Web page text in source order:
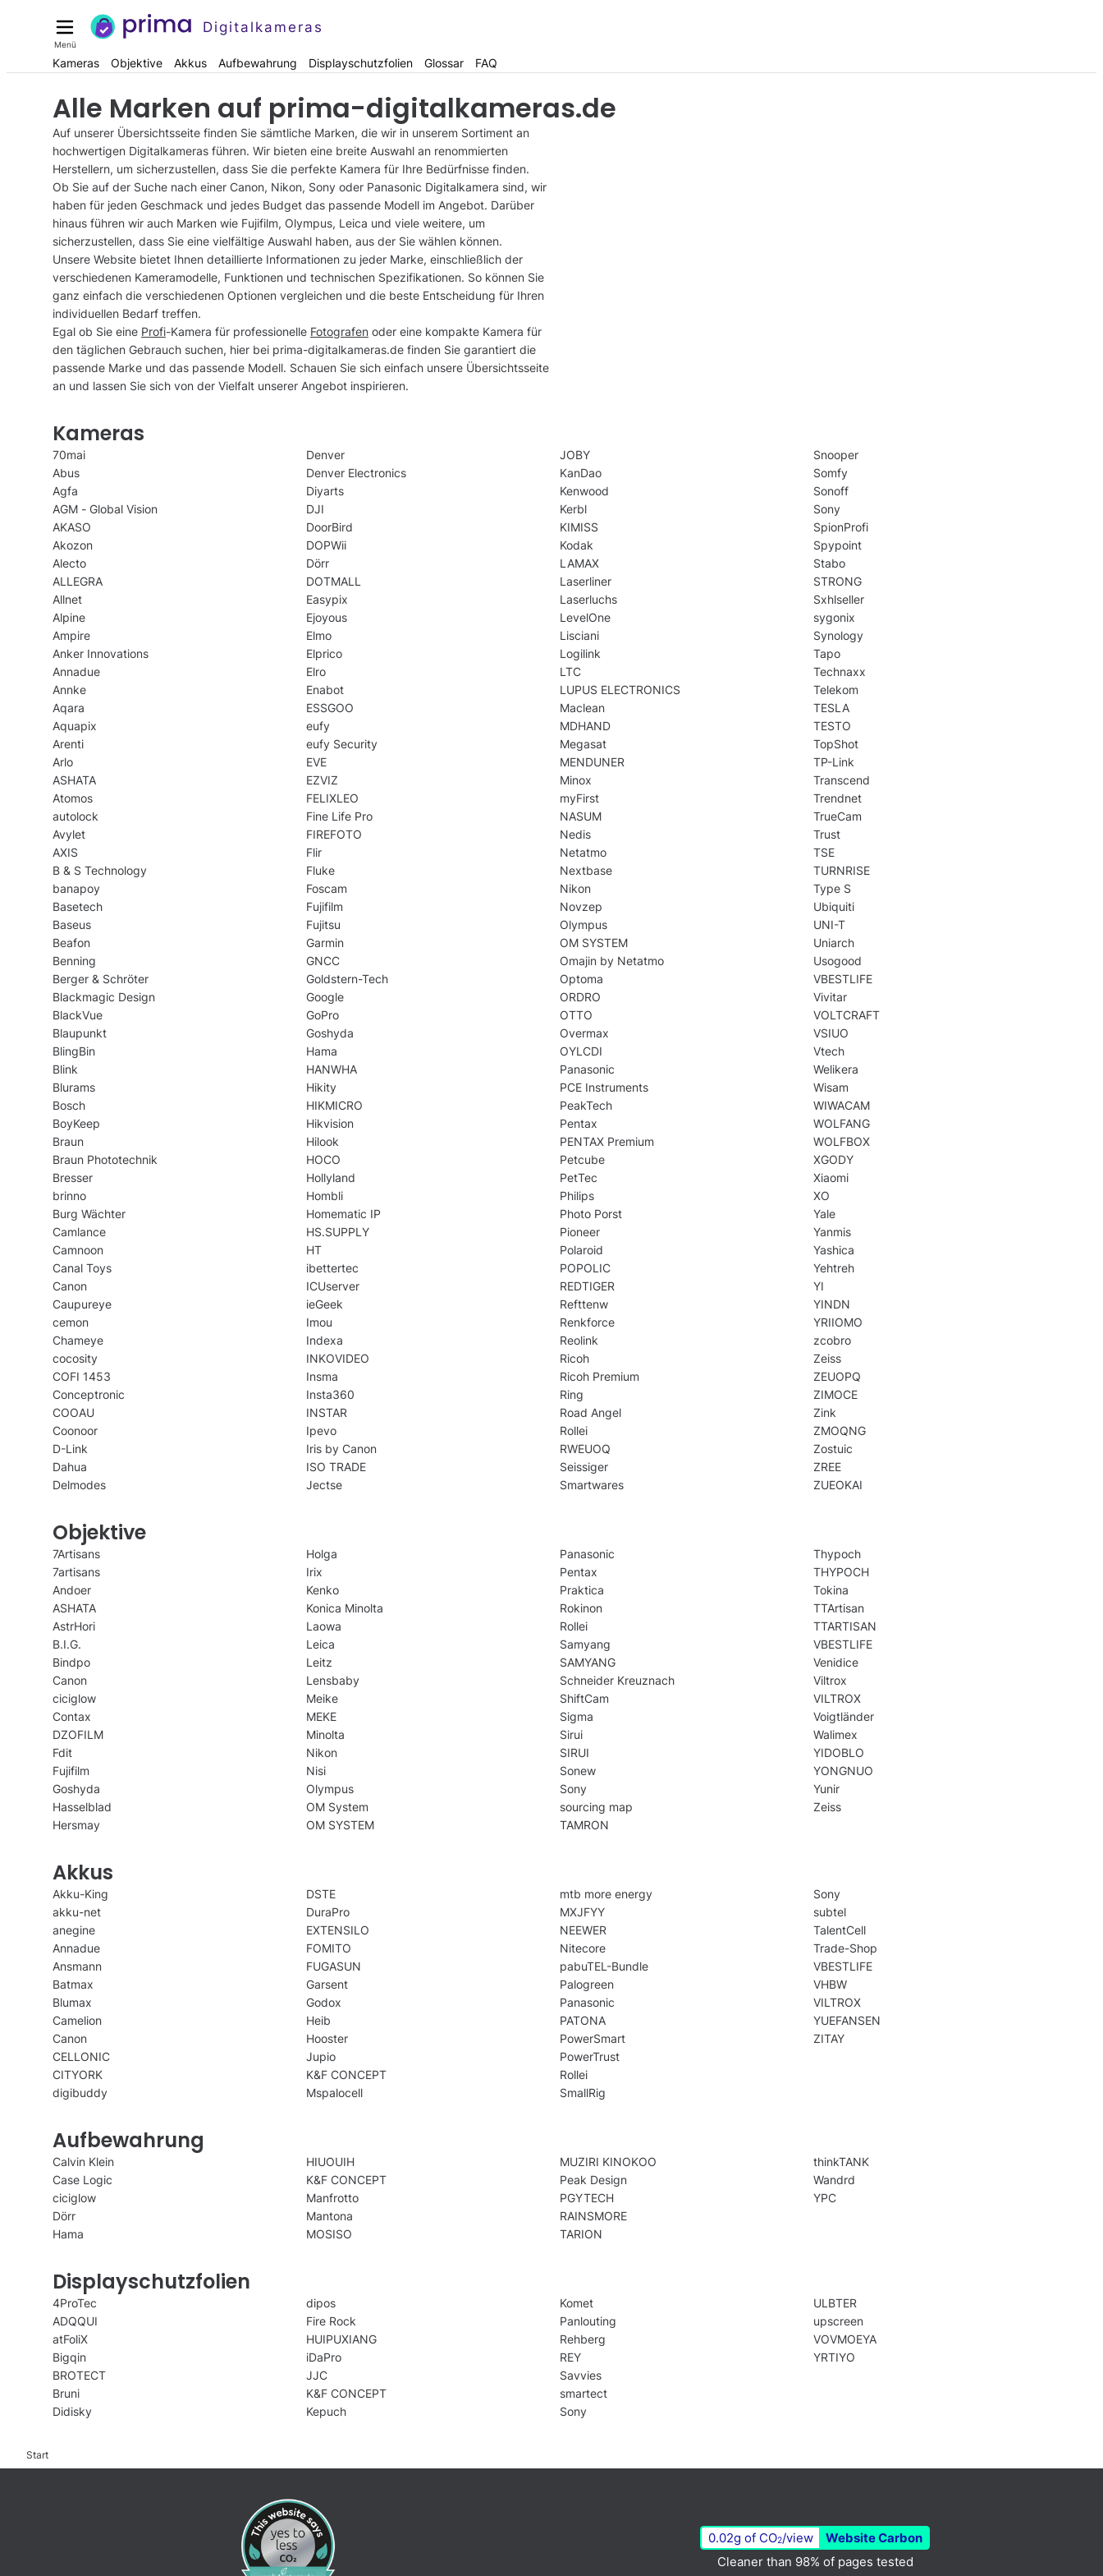
Menü
Digitalkameras
Kameras Objektive Akkus Aufbewahrung Displayschutzfolien Glossar FAQ
Alle Marken auf prima-digitalkameras.de
Auf unserer Übersichtsseite finden Sie sämtliche Marken, die wir in unserem Sortiment an
hochwertigen Digitalkameras führen. Wir bieten eine breite Auswahl an renommierten
Herstellern, um sicherzustellen, dass Sie die perfekte Kamera für Ihre Bedürfnisse finden.
Ob Sie auf der Suche nach einer Canon, Nikon, Sony oder Panasonic Digitalkamera sind, wir
haben für jeden Geschmack und jedes Budget das passende Modell im Angebot. Darüber
hinaus führen wir auch Marken wie Fujifilm, Olympus, Leica und viele weitere, um
sicherzustellen, dass Sie eine vielfältige Auswahl haben, aus der Sie wählen können.
Unsere Website bietet Ihnen detaillierte Informationen zu jeder Marke, einschließlich der
verschiedenen Kameramodelle, Funktionen und technischen Spezifikationen. So können Sie
ganz einfach die verschiedenen Optionen vergleichen und die beste Entscheidung für Ihren
individuellen Bedarf treffen.
Egal ob Sie eine Profi-Kamera für professionelle Fotografen oder eine kompakte Kamera für
den täglichen Gebrauch suchen, hier bei prima-digitalkameras.de finden Sie garantiert die
passende Marke und das passende Modell. Schauen Sie sich einfach unsere Übersichtsseite
an und lassen Sie sich von der Vielfalt unserer Angebot inspirieren.
Kameras
70mai
Abus
Agfa
AGM - Global Vision
AKASO
Akozon
Alecto
ALLEGRA
Allnet
Alpine
Ampire
Anker Innovations
Annadue
Annke
Aqara
Aquapix
Arenti
Arlo
ASHATA
Atomos
autolock
Avylet
AXIS
B & S Technology
banapoy
Basetech
Baseus
Beafon
Benning
Berger & Schröter
Blackmagic Design
BlackVue
Blaupunkt
BlingBin
Blink
Blurams
Bosch
BoyKeep
Braun
Braun Phototechnik
Bresser
brinno
Burg Wächter
Camlance
Camnoon
Canal Toys
Canon
Caupureye
cemon
Chameye
cocosity
COFI 1453
Conceptronic
COOAU
Coonoor
D-Link
Dahua
Delmodes
Denver
Denver Electronics
Diyarts
DJI
DoorBird
DOPWii
Dörr
DOTMALL
Easypix
Ejoyous
Elmo
Elprico
Elro
Enabot
ESSGOO
eufy
eufy Security
EVE
EZVIZ
FELIXLEO
Fine Life Pro
FIREFOTO
Flir
Fluke
Foscam
Fujifilm
Fujitsu
Garmin
GNCC
Goldstern-Tech
Google
GoPro
Goshyda
Hama
HANWHA
Hikity
HIKMICRO
Hikvision
Hilook
HOCO
Hollyland
Hombli
Homematic IP
HS.SUPPLY
HT
ibettertec
ICUserver
ieGeek
Imou
Indexa
INKOVIDEO
Insma
Insta360
INSTAR
Ipevo
Iris by Canon
ISO TRADE
Jectse
JOBY
KanDao
Kenwood
Kerbl
KIMISS
Kodak
LAMAX
Laserliner
Laserluchs
LevelOne
Lisciani
Logilink
LTC
LUPUS ELECTRONICS
Maclean
MDHAND
Megasat
MENDUNER
Minox
myFirst
NASUM
Nedis
Netatmo
Nextbase
Nikon
Novzep
Olympus
OM SYSTEM
Omajin by Netatmo
Optoma
ORDRO
OTTO
Overmax
OYLCDI
Panasonic
PCE Instruments
PeakTech
Pentax
PENTAX Premium
Petcube
PetTec
Philips
Photo Porst
Pioneer
Polaroid
POPOLIC
REDTIGER
Refttenw
Renkforce
Reolink
Ricoh
Ricoh Premium
Ring
Road Angel
Rollei
RWEUOQ
Seissiger
Smartwares
Snooper
Somfy
Sonoff
Sony
SpionProfi
Spypoint
Stabo
STRONG
Sxhlseller
sygonix
Synology
Tapo
Technaxx
Telekom
TESLA
TESTO
TopShot
TP-Link
Transcend
Trendnet
TrueCam
Trust
TSE
TURNRISE
Type S
Ubiquiti
UNI-T
Uniarch
Usogood
VBESTLIFE
Vivitar
VOLTCRAFT
VSIUO
Vtech
Welikera
Wisam
WIWACAM
WOLFANG
WOLFBOX
XGODY
Xiaomi
XO
Yale
Yanmis
Yashica
Yehtreh
YI
YINDN
YRIIOMO
zcobro
Zeiss
ZEUOPQ
ZIMOCE
Zink
ZMOQNG
Zostuic
ZREE
ZUEOKAI
Objektive
7Artisans
7artisans
Andoer
ASHATA
AstrHori
B.I.G.
Bindpo
Canon
ciciglow
Contax
DZOFILM
Fdit
Fujifilm
Goshyda
Hasselblad
Hersmay
Holga
Irix
Kenko
Konica Minolta
Laowa
Leica
Leitz
Lensbaby
Meike
MEKE
Minolta
Nikon
Nisi
Olympus
OM System
OM SYSTEM
Panasonic
Pentax
Praktica
Rokinon
Rollei
Samyang
SAMYANG
Schneider Kreuznach
ShiftCam
Sigma
Sirui
SIRUI
Sonew
Sony
sourcing map
TAMRON
Thypoch
THYPOCH
Tokina
TTArtisan
TTARTISAN
VBESTLIFE
Venidice
Viltrox
VILTROX
Voigtländer
Walimex
YIDOBLO
YONGNUO
Yunir
Zeiss
Akkus
Akku-King
akku-net
anegine
Annadue
Ansmann
Batmax
Blumax
Camelion
Canon
CELLONIC
CITYORK
digibuddy
DSTE
DuraPro
EXTENSILO
FOMITO
FUGASUN
Garsent
Godox
Heib
Hooster
Jupio
K&F CONCEPT
Mspalocell
mtb more energy
MXJFYY
NEEWER
Nitecore
pabuTEL-Bundle
Palogreen
Panasonic
PATONA
PowerSmart
PowerTrust
Rollei
SmallRig
Sony
subtel
TalentCell
Trade-Shop
VBESTLIFE
VHBW
VILTROX
YUEFANSEN
ZITAY
Aufbewahrung
Calvin Klein
Case Logic
ciciglow
Dörr
Hama
HIUOUIH
K&F CONCEPT
Manfrotto
Mantona
MOSISO
MUZIRI KINOKOO
Peak Design
PGYTECH
RAINSMORE
TARION
thinkTANK
Wandrd
YPC
Displayschutzfolien
4ProTec
ADQQUI
atFoliX
Bigqin
BROTECT
Bruni
Didisky
dipos
Fire Rock
HUIPUXIANG
iDaPro
JJC
K&F CONCEPT
Kepuch
Komet
Panlouting
Rehberg
REY
Savvies
smartect
Sony
ULBTER
upscreen
VOVMOEYA
YRTIYO
Start
0.02g of CO2/view
Website Carbon
Cleaner than 98% of pages tested